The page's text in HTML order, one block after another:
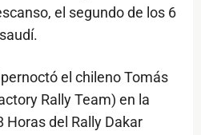
el segundo de los 6
el chileno Tomás
Rally Team) en la
Horas del Rally Dakar